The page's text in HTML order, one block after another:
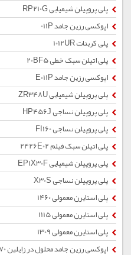
پلی پروپیلن شیمیایی RP210G
اپوکسی رزین جامد 011P
پلی کربنات 1012UR
پلی اتیلن سبک خطی 20BF5
اپوکسی رزین جامد E011P
پلی پروپیلن شیمیایی ZR348U
پلی پروپیلن نساجی HP456J
پلی پروپیلن نساجی FI160
پلی اتیلن سبک فیلم 2426E02
پلی پروپیلن شیمیایی EP1X30F
پلی پروپیلن نساجی X30S
پلی استایرن معمولی 1460
پلی استایرن معمولی 1115
پلی استایرن معمولی 1309
اپوکسی رزین جامد محلول در زایلین E01X70